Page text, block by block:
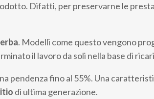
Difatti, per preservarne le
. Modelli come questo vengono
il lavoro da soli nella base di
pendenza fino al 55%. Una
di ultima generazione.